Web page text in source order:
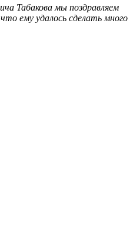
Табакова мы поздравляем
ему удалось сделать много